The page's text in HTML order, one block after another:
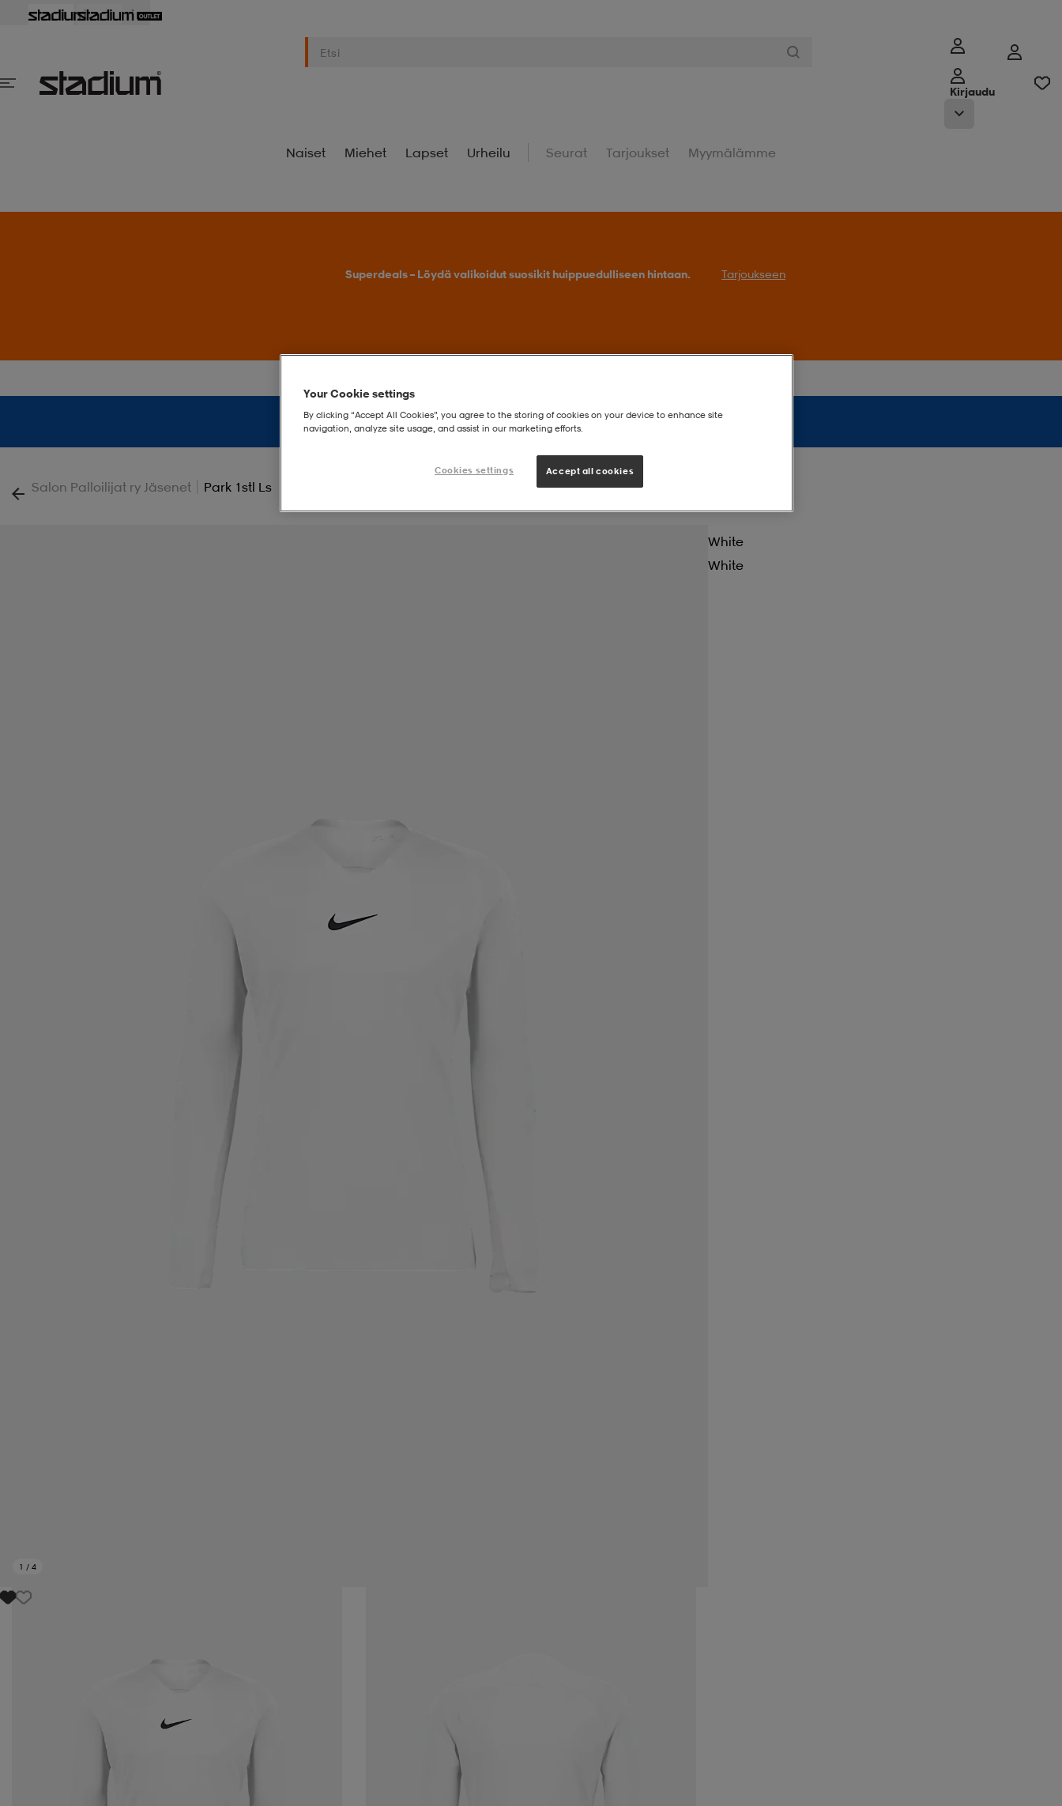
Kirjaudu
Naiset Miehet Lapset Urheilu Seurat Tarjoukset Myymälämme
Osta 2 tai enemmän, saat -25 % outdoor-tuotteista. Tarjoukseen
Joukkueen tuote:
Salon Palloilijat ry Jäsenet
Salon Palloilijat ry Jäsenet | Park 1stl Ls
1 / 4
White
White
Your Cookie settings
By clicking “Accept All Cookies”, you agree to the storing of cookies on your device to enhance site
navigation, analyze site usage, and assist in our marketing efforts.
Cookies settings Accept all cookies